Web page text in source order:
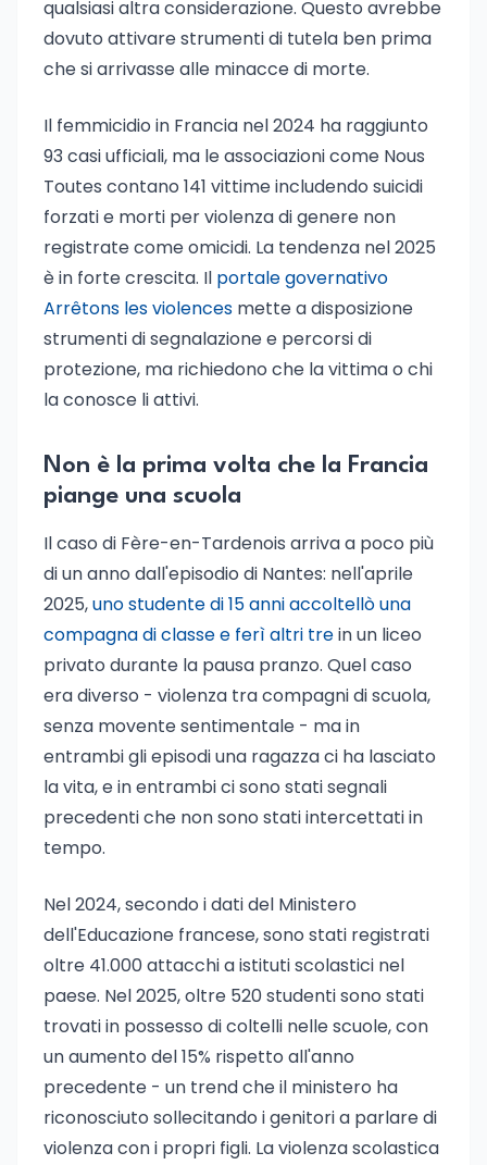
qualsiasi altra considerazione. Questo avrebbe
dovuto attivare strumenti di tutela ben prima
che si arrivasse alle minacce di morte.
Il femmicidio in Francia nel 2024 ha raggiunto
93 casi ufficiali, ma le associazioni come Nous
Toutes contano 141 vittime includendo suicidi
forzati e morti per violenza di genere non
registrate come omicidi. La tendenza nel 2025
è in forte crescita. Il portale governativo
Arrêtons les violences mette a disposizione
strumenti di segnalazione e percorsi di
protezione, ma richiedono che la vittima o chi
la conosce li attivi.
Non è la prima volta che la Francia
piange una scuola
Il caso di Fère-en-Tardenois arriva a poco più
di un anno dall'episodio di Nantes: nell'aprile
2025,uno studente di 15 anni accoltellò una
compagna di classe e ferì altri trein un liceo
privato durante la pausa pranzo. Quel caso
era diverso - violenza tra compagni di scuola,
senza movente sentimentale - ma in
entrambi gli episodi una ragazza ci ha lasciato
la vita, e in entrambi ci sono stati segnali
precedenti che non sono stati intercettati in
tempo.
Nel 2024, secondo i dati del Ministero
dell'Educazione francese, sono stati registrati
oltre 41.000 attacchi a istituti scolastici nel
paese. Nel 2025, oltre 520 studenti sono stati
trovati in possesso di coltelli nelle scuole, con
un aumento del 15% rispetto all'anno
precedente - un trend che il ministero ha
riconosciuto sollecitando i genitori a parlare di
violenza con i propri figli. La violenza scolastica